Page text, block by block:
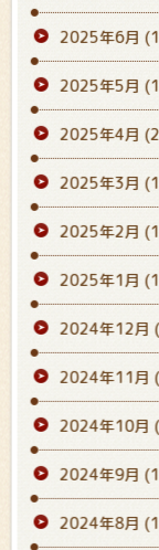
2025年6月
2025年5月
2025年4月
2025年3月
2025年2月
2025年1月
2024年12月
2024年11月
2024年10月
2024年9月
2024年8月